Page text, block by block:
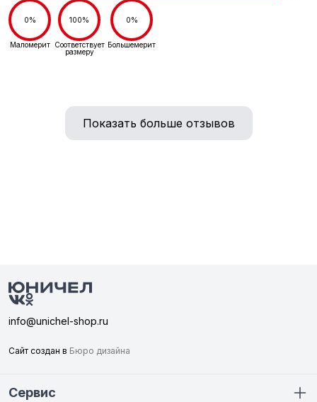
0%
Маломерит
100%
Соответствует
размеру
0%
Большемерит
Показать больше отзывов
info@unichel-shop.ru
Сайт создан в Бюро дизайна
Сервис